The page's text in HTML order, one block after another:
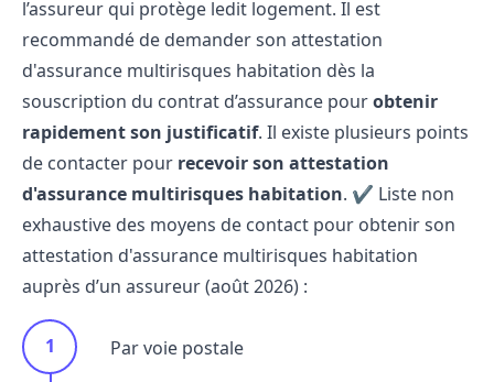
l’assureur qui protège ledit logement. Il est
recommandé de demander son attestation
d'assurance multirisques habitation dès la
souscription du contrat d’assurance pourobtenir
rapidement son justificatif. Il existe plusieurs points
de contacter pour recevoir son attestation
d'assurance multirisques habitation. ✔️ Liste non
exhaustive des moyens de contact pour obtenir son
attestation d'assurance multirisques habitation
auprès d’un assureur (août 2026) :
Par voie postale